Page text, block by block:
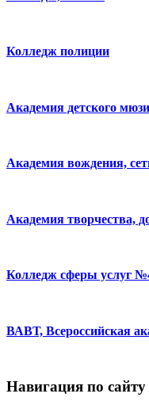
Колледж полиции
Академия детского
Академия вождения,
Академия творчества,
Колледж сферы услуг
ВАВТ, Всероссийская
Навигация по сайту